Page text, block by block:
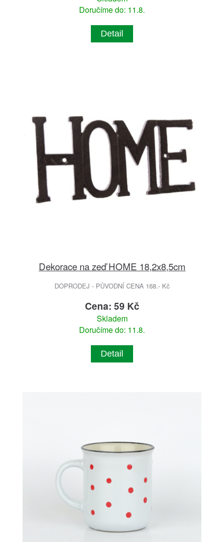
Doručíme do: 11.8.
Detail
Dekorace na zeď HOME 18,2x8,5cm
DOPRODEJ - PŮVODNÍ CENA 168.- Kč
Cena: 59 Kč
Skladem
Doručíme do: 11.8.
Detail